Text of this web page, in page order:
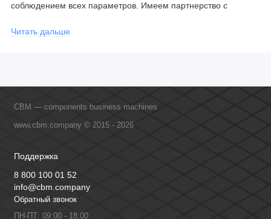
соблюдением всех параметров. Имеем партнерство с
обучение сотрудников, что позволяет исключить ошибки даже
Читать дальше
CBM — components business machines
www.cbm.company © 2015 - 2026
Поддержка
8 800 100 01 52
info@cbm.company
Обратный звонок
ПН-ПТ: 09:00 - 18:00